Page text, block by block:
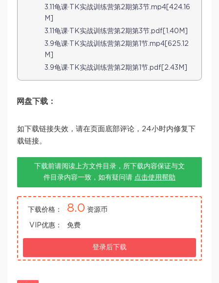
3.11龟课·TK实战训练营第2期第3节.mp4[424.16
M]
3.11龟课·TK实战训练营第2期第3节.pdf[1.40M]
3.9龟课·TK实战训练营第2期第1节.mp4[625.12
M]
3.9龟课·TK实战训练营第2期第1节.pdf[2.43M]
网盘下载：
如下载链接失效，请在页面底部评论，24小时内修复下
载链接。
下载前请阅读上方文件目录，所下载内容保证与文
件目录内容一致，如有疑问请 点击使用帮助
下载价格： 8.0 资源币
VIP优惠： 免费
登录后下载